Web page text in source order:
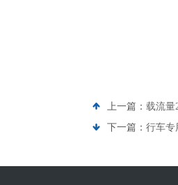
上一篇： 载流量
下一篇： 行车专